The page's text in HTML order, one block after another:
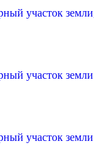
участок
участок
участок